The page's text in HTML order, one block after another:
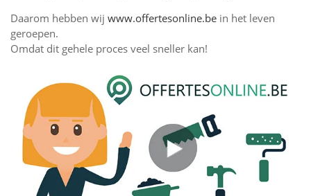
Daarom hebben wij www.offertesonline.be in het leven
geroepen.
Omdat dit gehele proces veel sneller kan!